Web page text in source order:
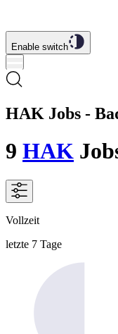
Enable switch
HAK Jobs -
9 HAK
Vollzeit
letzte 7 Tage